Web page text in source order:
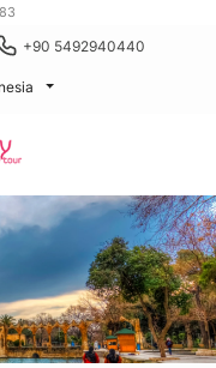
+90 5492940440